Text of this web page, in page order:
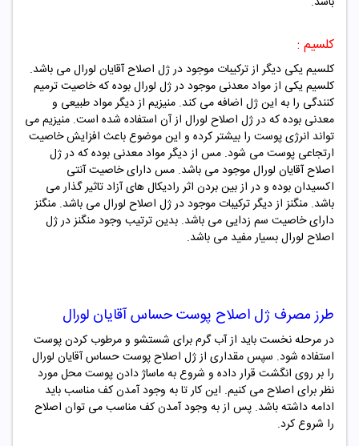
کلسیم :
کلسیم یکی دیگر از ترکیبات موجود در ژل اصلاح آقایان لورال می باشد.
کلسیم یکی از مواد معدنی موجود در ژل لورال بوده که خاصیت ترمیم
کنندگی را به این ژل اضافه می کند. منیزیم از دیگر مواد طبیعی و
معدنی بوده که در ژل اصلاح لورال از آن استفاده شده است. منیزیم می
تواند انرژی پوست را بیشتر کرده و این موضوع باعث افزایش خاصیت
ارتجاعی پوست می شود. مس از دیگر مواد معدنی بوده که در ژل
اصلاح آقایان لورال موجود می باشد. مس دارای خاصیت آنتی
اکسیدان بوده و در از بین بردن اثر رادیکال های آزاد تاثیر گذار می
باشد. منگنز از دیگر ترکیبات موجود در ژل اصلاح لورال می باشد. منگنز
دارای خاصیت سم زدایی می باشد. بدین ترتیب وجود منگنز در ژل
اصلاح لورال بسیار مفید می باشد.
طرز مصرف ژل اصلاح پوست حساس آقایان لورال
در مرحله نخست باید از آب گرم برای شستشو و مرطوب کردن پوست
استفاده شود. سپس مقداری از ژل اصلاح پوست حساس آقایان لورال
را بر روی انگشت قرار داده و شروع به ماساژ دادن پوست محل مورد
نظر برای اصلاح می کنیم. این کار تا به وجود آمدن کف مناسب باید
ادامه داشته باشد. پس از به وجود آمدن کف مناسب می توان اصلاح
را شروع کرد.